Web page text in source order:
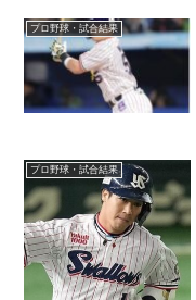
プロ野球・試合結果
プロ野球・試合結果